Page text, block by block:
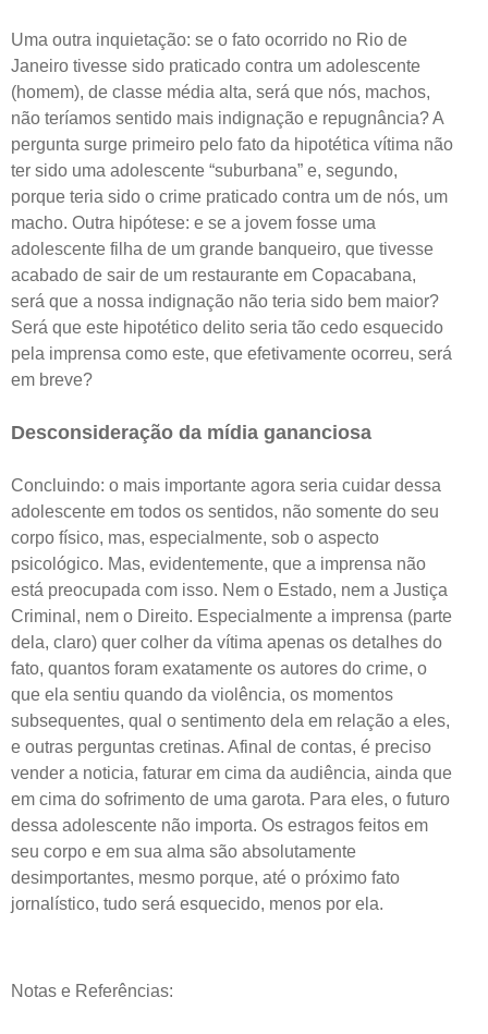
Uma outra inquietação: se o fato ocorrido no Rio de
Janeiro tivesse sido praticado contra um adolescente
(homem), de classe média alta, será que nós, machos,
não teríamos sentido mais indignação e repugnância? A
pergunta surge primeiro pelo fato da hipotética vítima não
ter sido uma adolescente “suburbana” e, segundo,
porque teria sido o crime praticado contra um de nós, um
macho. Outra hipótese: e se a jovem fosse uma
adolescente filha de um grande banqueiro, que tivesse
acabado de sair de um restaurante em Copacabana,
será que a nossa indignação não teria sido bem maior?
Será que este hipotético delito seria tão cedo esquecido
pela imprensa como este, que efetivamente ocorreu, será
em breve?
Desconsideração da mídia gananciosa
Concluindo: o mais importante agora seria cuidar dessa
adolescente em todos os sentidos, não somente do seu
corpo físico, mas, especialmente, sob o aspecto
psicológico. Mas, evidentemente, que a imprensa não
está preocupada com isso. Nem o Estado, nem a Justiça
Criminal, nem o Direito. Especialmente a imprensa (parte
dela, claro) quer colher da vítima apenas os detalhes do
fato, quantos foram exatamente os autores do crime, o
que ela sentiu quando da violência, os momentos
subsequentes, qual o sentimento dela em relação a eles,
e outras perguntas cretinas. Afinal de contas, é preciso
vender a noticia, faturar em cima da audiência, ainda que
em cima do sofrimento de uma garota. Para eles, o futuro
dessa adolescente não importa. Os estragos feitos em
seu corpo e em sua alma são absolutamente
desimportantes, mesmo porque, até o próximo fato
jornalístico, tudo será esquecido, menos por ela.
Notas e Referências: